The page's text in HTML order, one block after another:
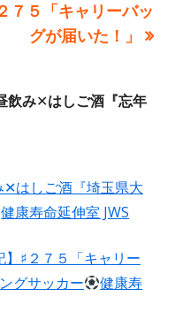
７５「キャリーバッ
グが届いた！」
飲み✕はしご酒『忘年
✕はしご酒『埼玉県大
健康寿命延伸室 JWS
♯２７５「キャリー
グサッカー
健康寿